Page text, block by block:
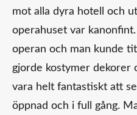
mot alla dyra hotell och
operahuset var
operan och man kunde
gjorde kostymer dekorer
vara helt fantastiskt att
öppnad och i full gång.